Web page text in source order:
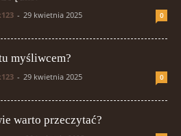
- 29 kwietnia 2025 0
myśliwcem?
- 29 kwietnia 2025 0
warto przeczytać?